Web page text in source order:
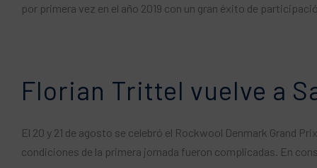
por primera vez en el año 2019 con un gran éxito de
Florian Trittel vuelve a
El 20 y 21 de agosto se celebró el Rockwool Denmark Grand
condiciones de la primera jornada fueron complicadas. En